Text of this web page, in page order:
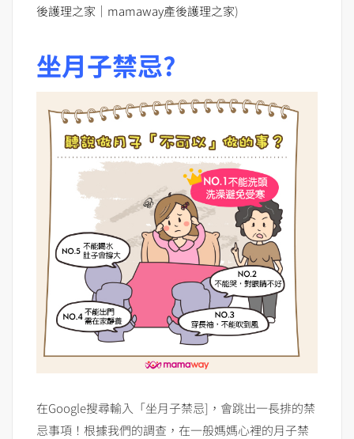
後護理之家｜mamaway產後護理之家)
坐月子禁忌?
在Google搜尋輸入「坐月子禁忌]，會跳出一長排的禁
忌事項！根據我們的調查，在一般媽媽心裡的月子禁